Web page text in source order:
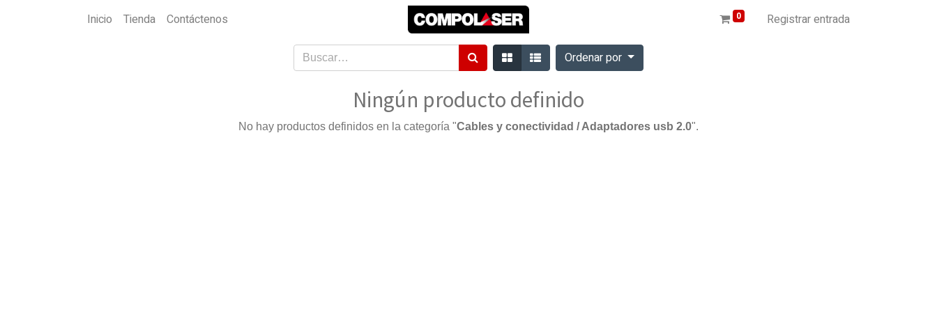
Inicio Tienda Contáctenos 0 Registrar entrada
Ordenar por
Ningún producto definido
No hay productos definidos en la categoría "Cables y conectividad / Adaptadores usb 2.0".